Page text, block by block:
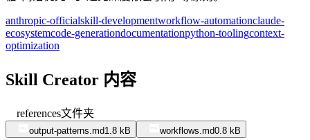
anthropic-officialskill-developmentworkflow-automationclaude-
ecosystemcode-generationdocumentationpython-toolingcontext-
optimization
Skill Creator 内容
references文件夹
output-patterns.md1.8 kB workflows.md0.8 kB